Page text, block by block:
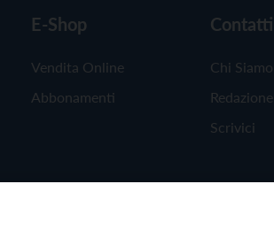
E-Shop
Vendita Online
Abbonamenti
Contatti
Chi Siamo
Redazione
Scrivici